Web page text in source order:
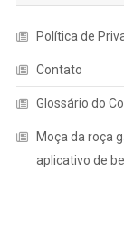
Política de
Contato
Glossário do
Moça da roça
aplicativo de